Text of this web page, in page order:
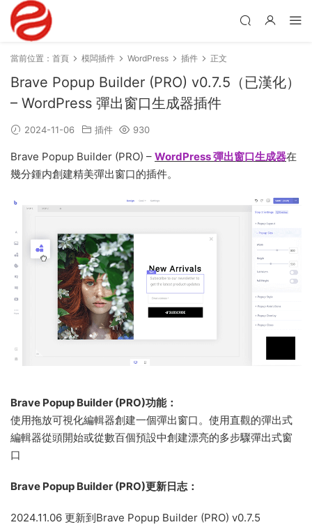
當前位置： 首頁 模闆插件 WordPress 插件 正文
Brave Popup Builder (PRO) v0.7.5（已漢化）
– WordPress 彈出窗口生成器插件
2024-11-06 插件 930
Brave Popup Builder (PRO) – WordPress 彈出窗口生成器在
幾分鍾内創建精美彈出窗口的插件。
Brave Popup Builder (PRO)功能：
使用拖放可視化編輯器創建一個彈出窗口。使用直觀的彈出式
編輯器從頭開始或從數百個預設中創建漂亮的多步驟彈出式窗
口
Brave Popup Builder (PRO)更新日志：
2024.11.06 更新到Brave Popup Builder (PRO) v0.7.5